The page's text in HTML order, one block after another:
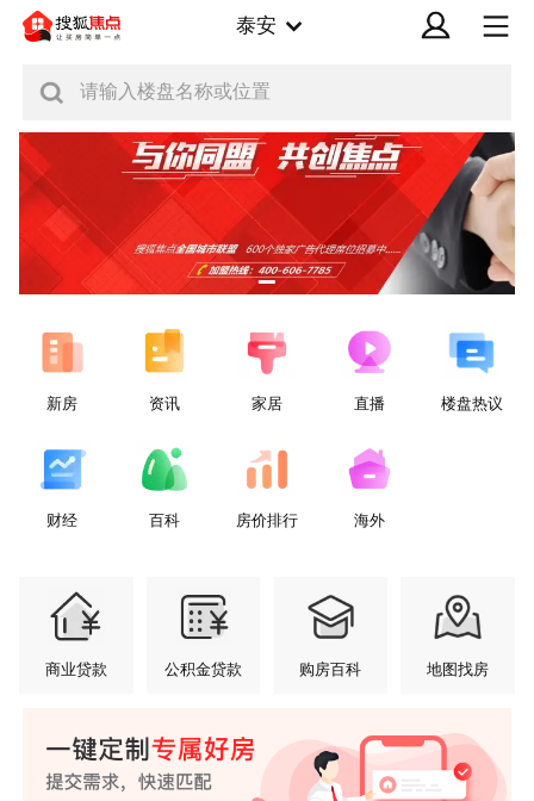
泰安
请输入楼盘名称或位置
新房 资讯 家居 直播 楼盘热议
财经 百科 房价排行 海外
商业贷款 公积金贷款 购房百科 地图找房